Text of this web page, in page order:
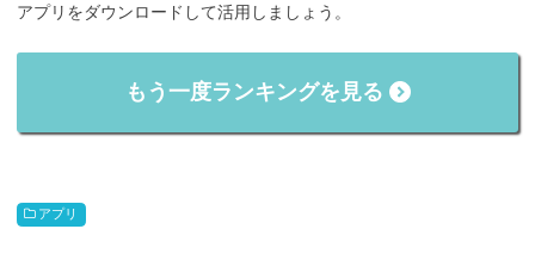
アプリをダウンロードして活用しましょう。
もう一度ランキングを見る
アプリ